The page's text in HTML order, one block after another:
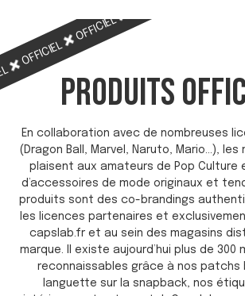
OFFICIEL
OFFICIEL
PRODUITS
En collaboration avec de nombreuses
(Dragon Ball, Marvel, Naruto, Mario…), les
plaisent aux amateurs de Pop Culture
d’accessoires de mode originaux et
produits sont des co-brandings
les licences partenaires et
capslab.fr et au sein des magasins
marque. Il existe aujourd’hui plus de 300
reconnaissables grâce à nos patchs
languette sur la snapback, nos